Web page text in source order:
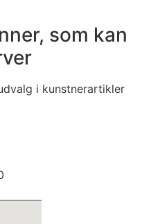
som kan
i kunstnerartikler